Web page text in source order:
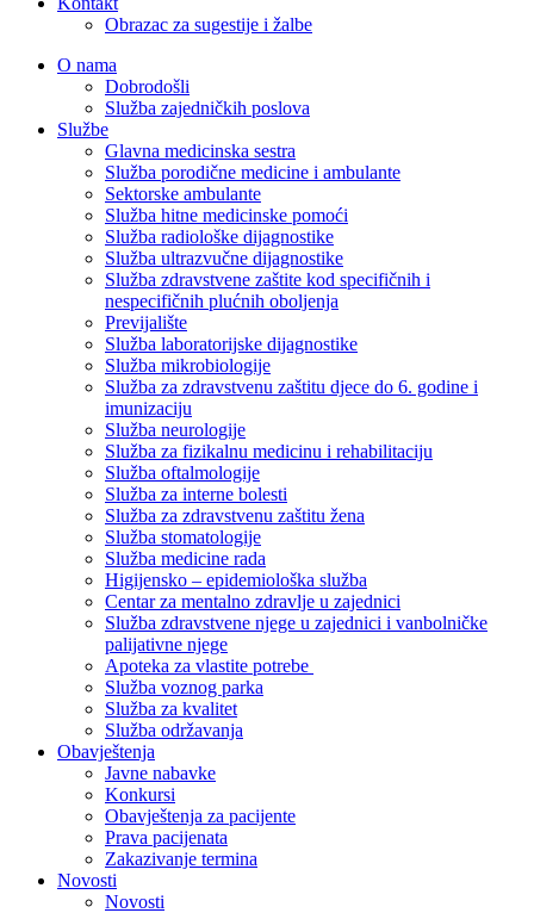
Obrazac za sugestije i žalbe
O nama
Dobrodošli
Služba zajedničkih poslova
Službe
Glavna medicinska sestra
Služba porodične medicine i ambulante
Sektorske ambulante
Služba hitne medicinske pomoći
Služba radiološke dijagnostike
Služba ultrazvučne dijagnostike
Služba zdravstvene zaštite kod specifičnih i
nespecifičnih plućnih oboljenja
Previjalište
Služba laboratorijske dijagnostike
Služba mikrobiologije
Služba za zdravstvenu zaštitu djece do 6. godine i
imunizaciju
Služba neurologije
Služba za fizikalnu medicinu i rehabilitaciju
Služba oftalmologije
Služba za interne bolesti
Služba za zdravstvenu zaštitu žena
Služba stomatologije
Služba medicine rada
Higijensko – epidemiološka služba
Centar za mentalno zdravlje u zajednici
Služba zdravstvene njege u zajednici i vanbolničke
palijativne njege
Apoteka za vlastite potrebe
Služba voznog parka
Služba za kvalitet
Služba održavanja
Obavještenja
Javne nabavke
Konkursi
Obavještenja za pacijente
Prava pacijenata
Zakazivanje termina
Novosti
Novosti